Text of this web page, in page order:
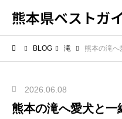
熊本県ベストガ
BLOG 滝 熊本の滝へ愛犬
2026.06.08
熊本の滝へ愛犬と